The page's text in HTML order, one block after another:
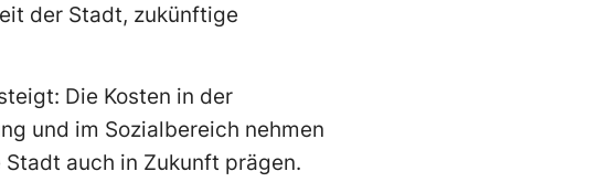
der Stadt, zukünftige
Die Kosten in der
und im Sozialbereich nehmen
auch in Zukunft prägen.